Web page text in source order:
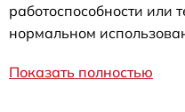
работоспособности или
нормальном
Показать полностью